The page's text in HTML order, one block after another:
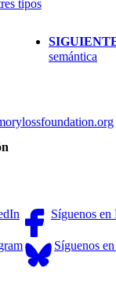
tipos
Página
siguiente
semántica
Síguenos en
Síguenos